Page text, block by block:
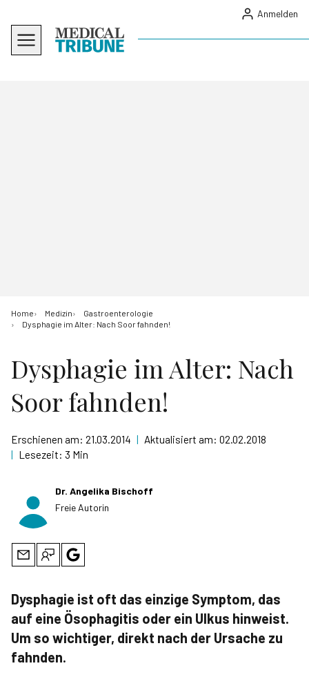
Anmelden
Home Medizin
Gastroenterologie
Dysphagie im Alter: Nach Soor fahnden!
Dysphagie im Alter: Nach
Soor fahnden!
Erschienen am: 21.03.2014 | Aktualisiert am: 02.02.2018
| Lesezeit: 3 Min
Dr. Angelika Bischoff
Freie Autorin
Dysphagie ist oft das einzige Symptom, das
auf eine Ösophagitis oder ein Ulkus hinweist.
Um so wichtiger, direkt nach der Ursache zu
fahnden.